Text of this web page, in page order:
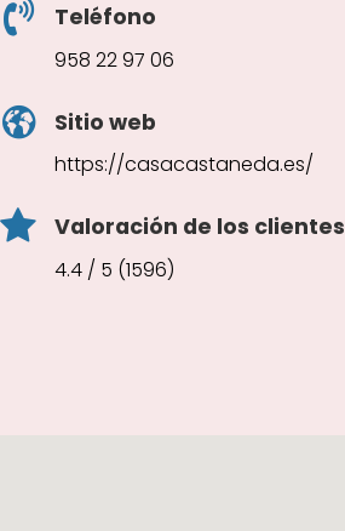
Teléfono
958 22 97 06
Sitio web
https://casacastaneda.es/
Valoración de los clientes
4.4 / 5 (1596)